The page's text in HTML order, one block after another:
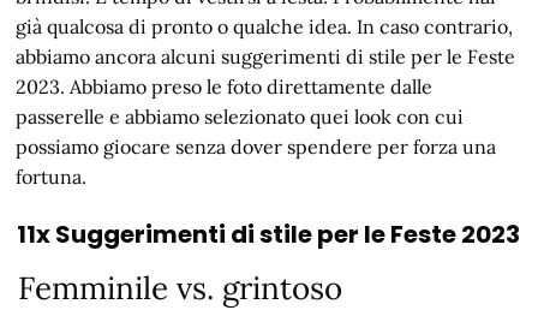
già qualcosa di pronto o qualche idea. In caso contrario,
abbiamo ancora alcuni suggerimenti di stile per le Feste
2023. Abbiamo preso le foto direttamente dalle
passerelle e abbiamo selezionato quei look con cui
possiamo giocare senza dover spendere per forza una
fortuna.
11x Suggerimenti di stile per le Feste 2023
Femminile vs. grintoso